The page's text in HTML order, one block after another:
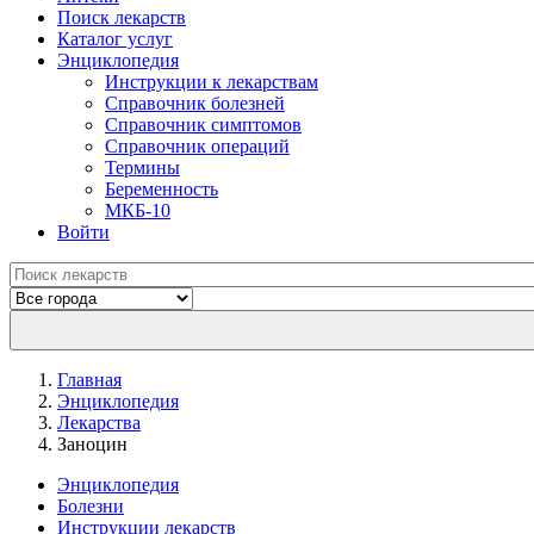
Поиск лекарств
Каталог услуг
Энциклопедия
Инструкции к лекарствам
Справочник болезней
Справочник симптомов
Справочник операций
Термины
Беременность
МКБ-10
Войти
Главная
Энциклопедия
Лекарства
Заноцин
Энциклопедия
Болезни
Инструкции лекарств